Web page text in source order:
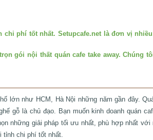
chi phí tốt nhất.Setupcafe.net là đơn vị
gói nội thất quán cafe take away. Chúng
lớn như HCM, Hà Nội những năm gần đây.
gỗ là chủ đạo. Bạn muốn kinh doanh quán
những giải pháp tối ưu nhất, phù hợp nhất với
tỉnh chi phí tốt nhất.